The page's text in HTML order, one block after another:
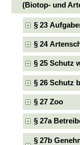
(Biotop- und
§ 23
§ 24
§ 25 Schutz
§ 26 Schutz
§ 27 Zoo
§ 27a
§ 27b